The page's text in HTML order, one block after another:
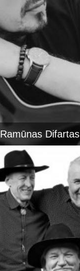
Ramūnas Difartas